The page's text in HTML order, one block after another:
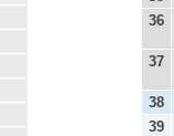
36
37
38
39